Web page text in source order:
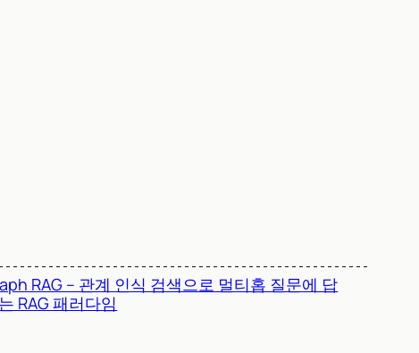
RAG – 관계 인식 검색으로 멀티홉 질문에 답
RAG 패러다임